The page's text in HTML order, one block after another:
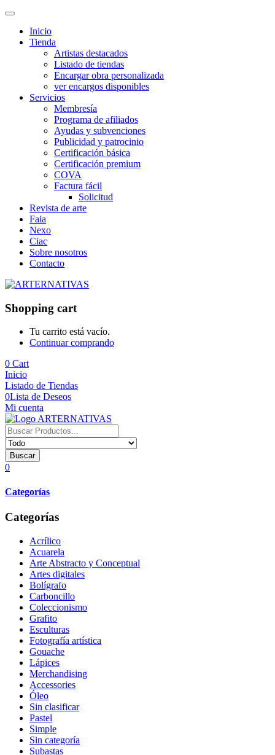
Inicio
Tienda
Artistas destacados
Listado de tiendas
Encargar obra personalizada
ver encargos disponibles
Servicios
Membresía
Programa de afiliados
Ayudas y subvenciones
Publicidad y patrocinio
Certificación básica
Certificación premium
COVA
Factura fácil
Solicitud
Revista de arte
Faia
Nexo
Ciac
Sobre nosotros
Contacto
Shopping cart
Tu carrito está vacío.
Continuar comprando
0 Cart
Inicio
Listado de Tiendas
0Lista de Deseos
Mi cuenta
Buscar
0
Categorías
Categorías
Acrílico
Acuarela
Arte Abstracto y Conceptual
Artes digitales
Bolígrafo
Carboncillo
Coleccionismo
Grafito
Esculturas
Fotografía artística
Gouache
Lápices
Merchandising
Accessories
Óleo
Sin clasificar
Pastel
Simple
Sin categoría
Subastas